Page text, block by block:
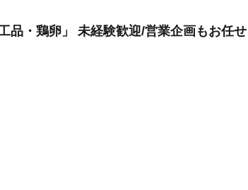
品・鶏卵」 未経験歓迎/営業企画もお任せ